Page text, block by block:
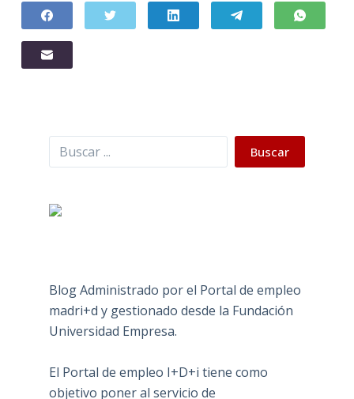
Buscar Buscar
Blog Administrado por el Portal de empleo
madri+d y gestionado desde la Fundación
Universidad Empresa.
El Portal de empleo I+D+i tiene como
objetivo poner al servicio de